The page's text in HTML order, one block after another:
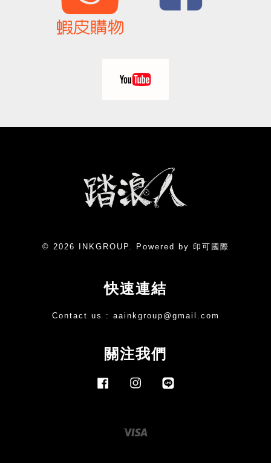
© 2026 INKGROUP. Powered by 印可國際
快速連結
Contact us : aainkgroup@gmail.com
關注我們
FacebookInstagram